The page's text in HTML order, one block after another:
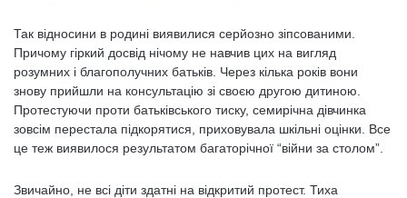
Так відносини в родині виявилися серйозно зіпсованими.
Причому гіркий досвід нічому не навчив цих на вигляд
розумних і благополучних батьків. Через кілька років вони
знову прийшли на консультацію зі своєю другою дитиною.
Протестуючи проти батьківського тиску, семирічна дівчинка
зовсім перестала підкорятися, приховувала шкільні оцінки. Все
це теж виявилося результатом багаторічної “війни за столом”.
Звичайно, не всі діти здатні на відкритий протест. Тиха